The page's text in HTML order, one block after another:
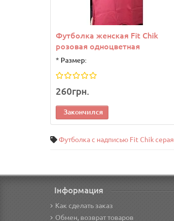
Футболка женская Fit Chik
розовая одноцветная
* Размер:
260грн.
Закончился
Футболка с надписью Fit Chik серая
Інформация
Как сделать заказ
Обмен, возврат товаров